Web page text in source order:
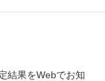
結果をWebでお知